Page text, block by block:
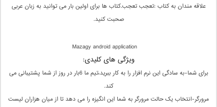
علاقه مندان به کتاب :تعجب تعجب.کتاب ها برای اولین بار می توانید به زبان عربی
صحبت کنید.
Mazagy android application
ویژگی های کلیدی:
برای شما-به سادگی این نرم افزار را به کار ببرید،تیم ما 6بار در روز از شما پشتیبانی می
کند.
مرورگر-انتخاب یک حالت مرورگر به شما این انگیزه را می دهد تا از میان هزاران لیست